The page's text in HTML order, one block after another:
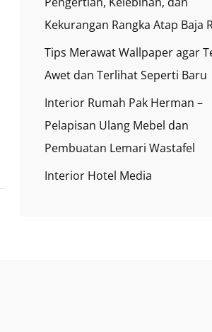
Kekurangan Rangka Atap Baja
Tips Merawat Wallpaper agar
Awet dan Terlihat Seperti Baru
Interior Rumah Pak Herman –
Pelapisan Ulang Mebel dan
Pembuatan Lemari Wastafel
Interior Hotel Media